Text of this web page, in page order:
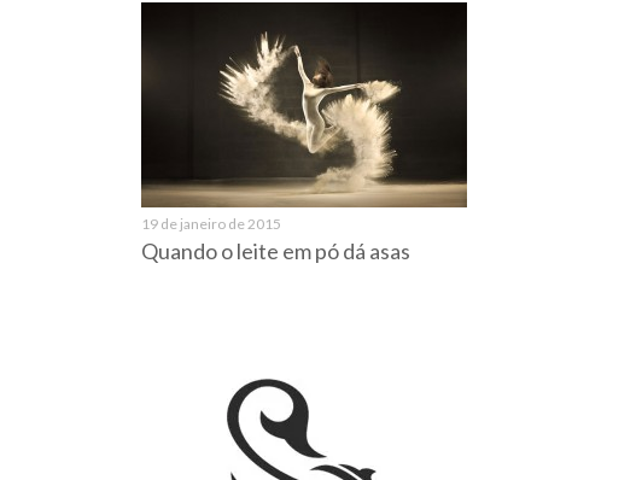
19 de janeiro de 2015
Quando o leite em pó dá asas